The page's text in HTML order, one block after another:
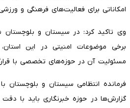
امکاناتی برای فعالیت‌های فرهنگی و
وی تاکید کرد: در سیستان و بلوچستان
برخی موضوعات امنیتی در این
مسئولیت آن در حوزه‌های تخصصی با
فرمانده انتظامی سیستان و بلوچستان
گزارش‌ها در حوزه خبرنگاری باید با